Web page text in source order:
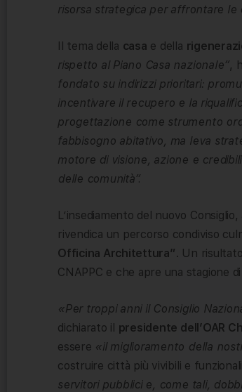
risorsa strategica per affrontare
Il tema della casa e della
rispetto al Piano Casa nazionale”,
fondato su indirizzi prioritari:
incentivare il recupero e la
progettazione come strumento
fabbisogno abitativo, ma leva
motore di visione, azione e
delle comunità”.
L’insediamento del nuovo
rivendica un percorso condiviso
Officina Architettura”. Un
CNAPPC e che apre una stagione
«Per troppi anni il Consiglio
dichiarato il presidente dell’OAR
essere «il miglioramento della
costruire città più vivibili e
servitori pubblici e, come tali,